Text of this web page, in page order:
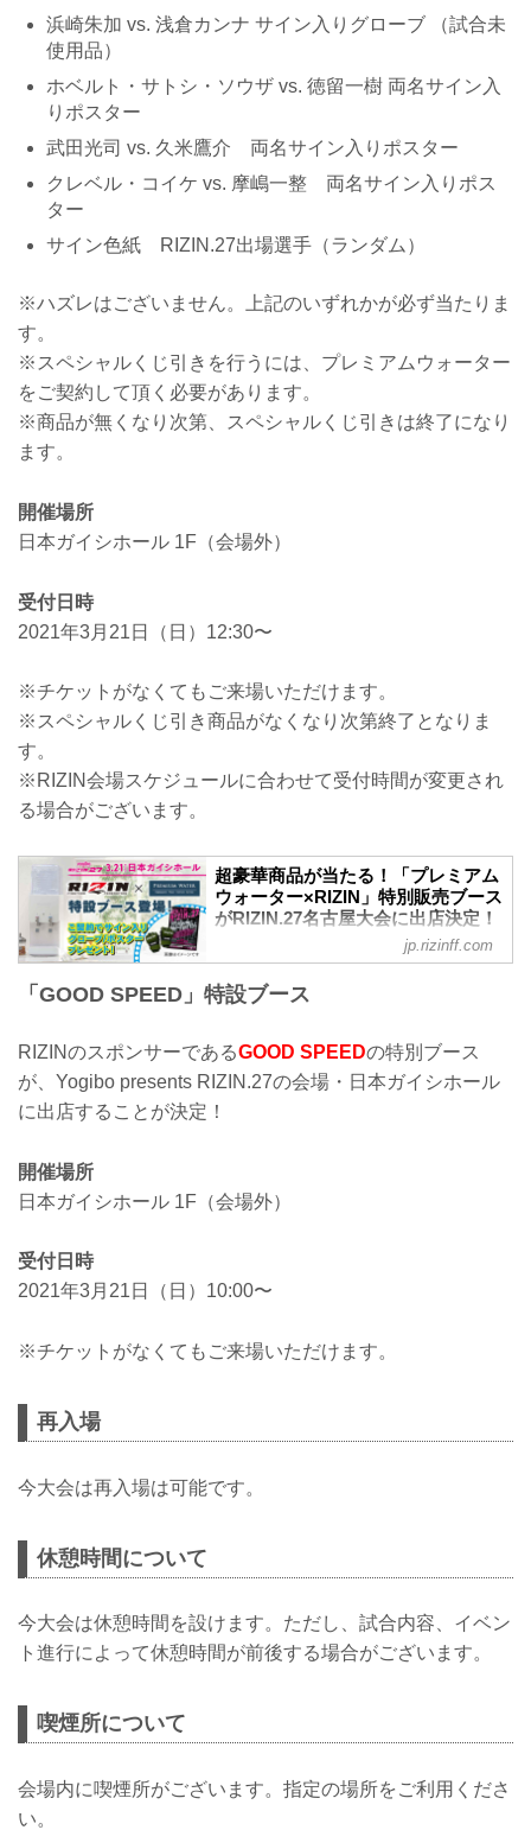
浜崎朱加 vs. 浅倉カンナ サイン入りグローブ （試合未
使用品）
ホベルト・サトシ・ソウザ vs. 徳留一樹 両名サイン入
りポスター
武田光司 vs. 久米鷹介 両名サイン入りポスター
クレベル・コイケ vs. 摩嶋一整 両名サイン入りポス
ター
サイン色紙 RIZIN.27出場選手（ランダム）
※ハズレはございません。上記のいずれかが必ず当たりま
す。
※スペシャルくじ引きを行うには、プレミアムウォーター
をご契約して頂く必要があります。
※商品が無くなり次第、スペシャルくじ引きは終了になり
ます。
開催場所
日本ガイシホール 1F（会場外）
受付日時
2021年3月21日（日）12:30〜
※チケットがなくてもご来場いただけます。
※スペシャルくじ引き商品がなくなり次第終了となりま
す。
※RIZIN会場スケジュールに合わせて受付時間が変更され
る場合がございます。
超豪華商品が当たる！「プレミアム
ウォーター×RIZIN」特別販売ブース
がRIZIN.27名古屋大会に出店決定！
- RIZIN FIGHTING FEDERATION
オフィシャルサイト
RIZINのスポンサーであるプレミアムウォ
店することが決定したぞ！スペシャルく
じ引きで豪華グッズが当選するチャン
ス！
として、大会当日の3月21日（日）にプレ
ミアムウォーターの出店ブースにてご契
尚、この豪華賞品はなくなり...
jp.rizinff.com
「GOOD SPEED」特設ブース
RIZINのスポンサーであるGOOD SPEEDの特別ブース
が、Yogibo presents RIZIN.27の会場・日本ガイシホール
に出店することが決定！
開催場所
日本ガイシホール 1F（会場外）
受付日時
2021年3月21日（日）10:00〜
※チケットがなくてもご来場いただけます。
再入場
今大会は再入場は可能です。
休憩時間について
今大会は休憩時間を設けます。ただし、試合内容、イベン
ト進行によって休憩時間が前後する場合がございます。
喫煙所について
会場内に喫煙所がございます。指定の場所をご利用くださ
い。